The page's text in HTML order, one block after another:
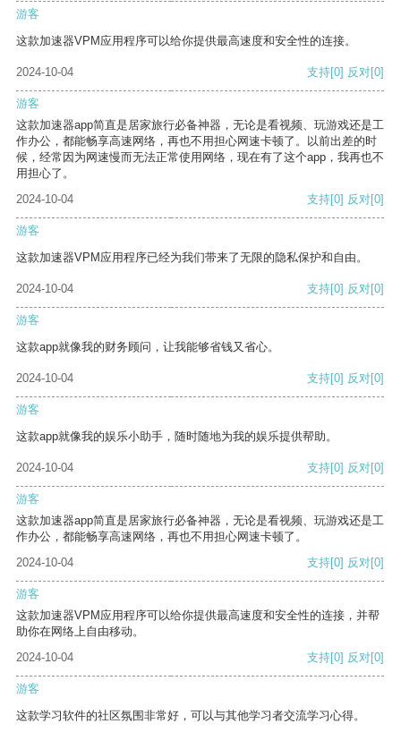
游客
这款加速器VPM应用程序可以给你提供最高速度和安全性的连接。
2024-10-04 支持[0] 反对[0]
游客
这款加速器app简直是居家旅行必备神器，无论是看视频、玩游戏还是工
作办公，都能畅享高速网络，再也不用担心网速卡顿了。以前出差的时
候，经常因为网速慢而无法正常使用网络，现在有了这个app，我再也不
用担心了。
2024-10-04
支持[0] 反对[0]
游客
这款加速器VPM应用程序已经为我们带来了无限的隐私保护和自由。
2024-10-04 支持[0] 反对[0]
游客
这款app就像我的财务顾问，让我能够省钱又省心。
2024-10-04 支持[0] 反对[0]
游客
这款app就像我的娱乐小助手，随时随地为我的娱乐提供帮助。
2024-10-04 支持[0] 反对[0]
游客
这款加速器app简直是居家旅行必备神器，无论是看视频、玩游戏还是工
作办公，都能畅享高速网络，再也不用担心网速卡顿了。
2024-10-04
支持[0] 反对[0]
游客
这款加速器VPM应用程序可以给你提供最高速度和安全性的连接，并帮
助你在网络上自由移动。
2024-10-04
支持[0] 反对[0]
游客
这款学习软件的社区氛围非常好，可以与其他学习者交流学习心得。